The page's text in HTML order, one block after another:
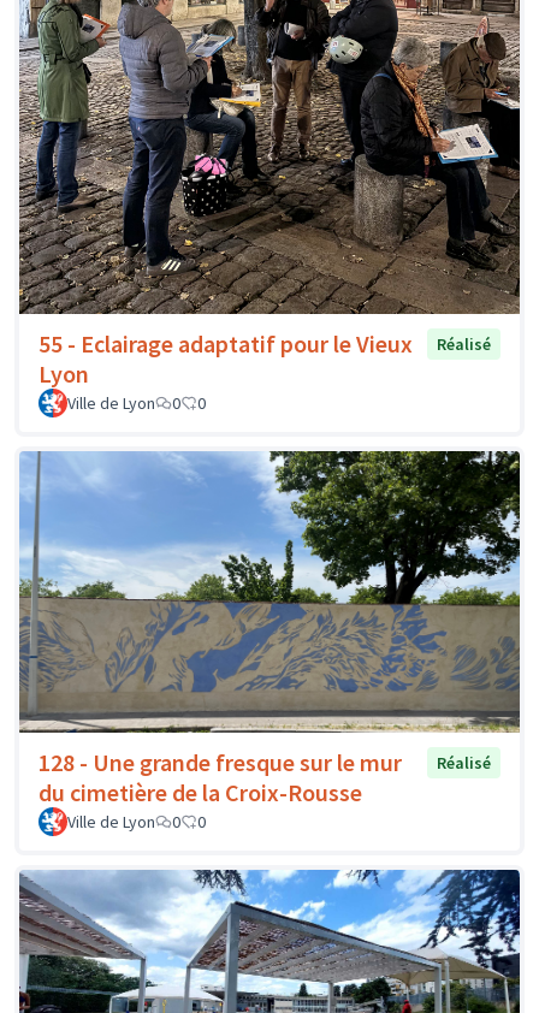
55 - Eclairage adaptatif pour le Vieux
Lyon
Réalisé
Ville de Lyon 0 0
128 - Une grande fresque sur le mur
du cimetière de la Croix-Rousse
Réalisé
Ville de Lyon 0 0